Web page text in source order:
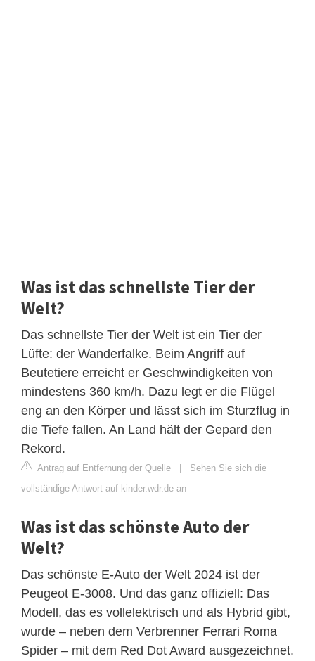
Was ist das schnellste Tier der
Welt?
Das schnellste Tier der Welt ist ein Tier der
Lüfte: der Wanderfalke. Beim Angriff auf
Beutetiere erreicht er Geschwindigkeiten von
mindestens 360 km/h. Dazu legt er die Flügel
eng an den Körper und lässt sich im Sturzflug in
die Tiefe fallen. An Land hält der Gepard den
Rekord.
Antrag auf Entfernung der Quelle | Sehen Sie sich die
vollständige Antwort auf kinder.wdr.de an
Was ist das schönste Auto der
Welt?
Das schönste E-Auto der Welt 2024 ist der
Peugeot E-3008. Und das ganz offiziell: Das
Modell, das es vollelektrisch und als Hybrid gibt,
wurde – neben dem Verbrenner Ferrari Roma
Spider – mit dem Red Dot Award ausgezeichnet.